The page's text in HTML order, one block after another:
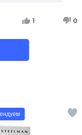
1 0